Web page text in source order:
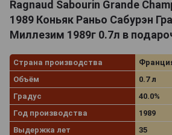
Ragnaud Sabourin Grande
1989 Коньяк Раньо Сабурэн
Миллезим 1989г 0.7л в
Страна производства
Объём
0.7 л
Градус
40.0%
Год производства
1989
Выдержка лет
35